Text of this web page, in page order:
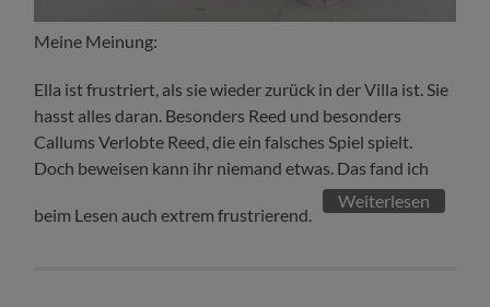
Meine Meinung:
Ella ist frustriert, als sie wieder zurück in der Villa ist. Sie
hasst alles daran. Besonders Reed und besonders
Callums Verlobte Reed, die ein falsches Spiel spielt.
Doch beweisen kann ihr niemand etwas. Das fand ich
beim Lesen auch extrem frustrierend.
Weiterlesen